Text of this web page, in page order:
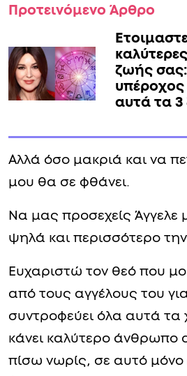
Προτεινόμενο Άρθρο
ζωής σας:
υπέροχος
αυτά τα 3
Αλλά όσο μακριά και να
μου θα σε φθάνει.
Να μας προσεχείς Άγγελε
ψηλά και περισσότερο
Ευχαριστώ τον θεό που
από τους αγγέλους του
συντροφεύει όλα αυτά τα
κάνει καλύτερο άνθρωπο
πίσω νωρίς, σε αυτό